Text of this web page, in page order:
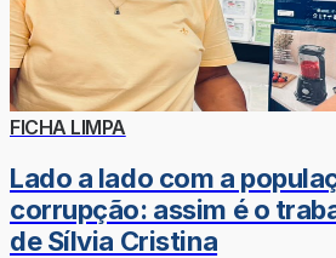
FICHA LIMPA
Lado a lado com a
corrupção: assim é o
de Sílvia Cristina